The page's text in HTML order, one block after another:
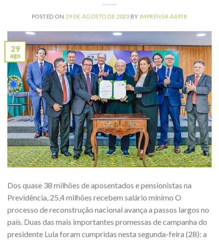
POSTED ON 29 DE AGOSTO DE 2023 BY IMPRENSA AAPJR
29
ago
Dos quase 38 milhões de aposentados e pensionistas na
Previdência, 25,4 milhões recebem salário mínimo O
processo de reconstrução nacional avança a passos largos no
país. Duas das mais importantes promessas de campanha do
presidente Lula foram cumpridas nesta segunda-feira (28): a